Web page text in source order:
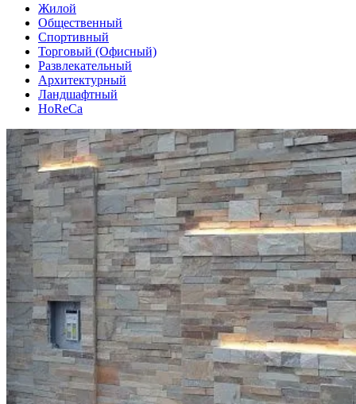
Жилой
Общественный
Спортивный
Торговый (Офисный)
Развлекательный
Архитектурный
Ландшафтный
HoReCa